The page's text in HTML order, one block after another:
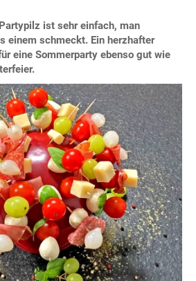
ist sehr einfach, man
einem schmeckt. Ein herzhafter
eine Sommerparty ebenso gut wie